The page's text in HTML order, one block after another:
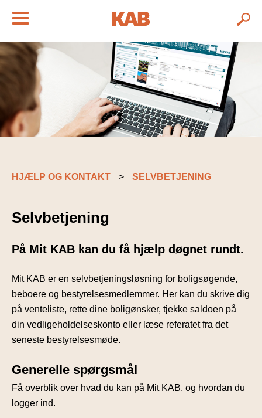
HJÆLP OG KONTAKT SELVBETJENING
Selvbetjening
På Mit KAB kan du få hjælp døgnet rundt.
Mit KAB er en selvbetjeningsløsning for boligsøgende,
beboere og bestyrelsesmedlemmer. Her kan du skrive dig
på venteliste, rette dine boligønsker, tjekke saldoen på
din vedligeholdelseskonto eller læse referatet fra det
seneste bestyrelsesmøde.
Generelle spørgsmål
Få overblik over hvad du kan på Mit KAB, og hvordan du
logger ind.